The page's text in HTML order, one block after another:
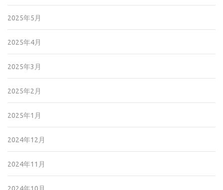
2025年5月
2025年4月
2025年3月
2025年2月
2025年1月
2024年12月
2024年11月